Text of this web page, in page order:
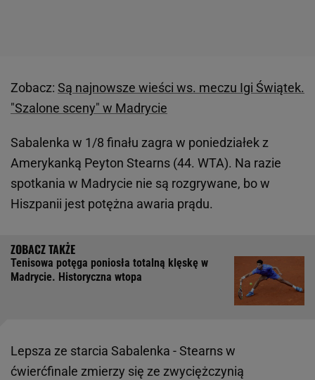
Zobacz: Są najnowsze wieści ws. meczu Igi Świątek.
"Szalone sceny" w Madrycie
Sabalenka w 1/8 finału zagra w poniedziałek z
Amerykanką Peyton Stearns (44. WTA). Na razie
spotkania w Madrycie nie są rozgrywane, bo w
Hiszpanii jest potężna awaria prądu.
Tenisowa potęga poniosła totalną klęskę w
Madrycie. Historyczna wtopa
Lepsza ze starcia Sabalenka - Stearns w
ćwierćfinale zmierzy się ze zwyciężczynią